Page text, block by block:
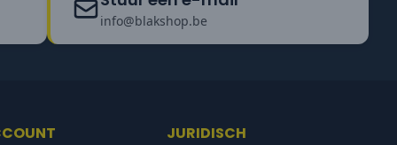
info@blakshop.be
JURIDISCH